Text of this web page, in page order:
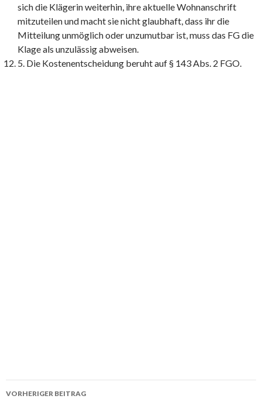
sich die Klägerin weiterhin, ihre aktuelle Wohnanschrift
mitzuteilen und macht sie nicht glaubhaft, dass ihr die
Mitteilung unmöglich oder unzumutbar ist, muss das FG die
Klage als unzulässig abweisen.
5. Die Kostenentscheidung beruht auf § 143 Abs. 2 FGO.
Beitrags-
VORHERIGER BEITRAG